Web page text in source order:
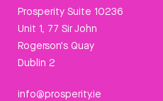
Prosperity Suite 10236
Unit 1, 77 Sir John
Rogerson's Quay
Dublin 2
info@prosperity.ie